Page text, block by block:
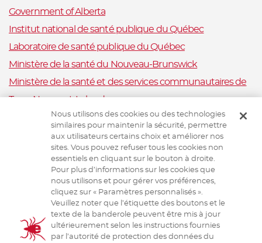
Government of Alberta
Institut national de santé publique du Québec
Laboratoire de santé publique du Québec
Ministère de la santé du Nouveau-Brunswick
Ministère de la santé et des services communautaires de
Terre-Neuve-et-Labrador
Nova Scotia Department of Health and Wellness
Ministère de la Santé et Mieux-être, Ile-du-Prince-Édouard
Santé publique Ontario
Saskatchewan Ministry of Health
Système canadien de surveillance de la santé animale
Santé animale Canada
Nous utilisons des cookies ou des technologies
similaires pour maintenir la sécurité, permettre
aux utilisateurs certains choix et améliorer nos
sites. Vous pouvez refuser tous les cookies non
essentiels en cliquant sur le bouton à droite.
Pour plus d’informations sur les cookies que
nous utilisons et pour gérer vos préférences,
cliquez sur « Paramètres personnalisés ».
Veuillez noter que l’étiquette des boutons et le
texte de la banderole peuvent être mis à jour
ultérieurement selon les instructions fournies
par l’autorité de protection des données du